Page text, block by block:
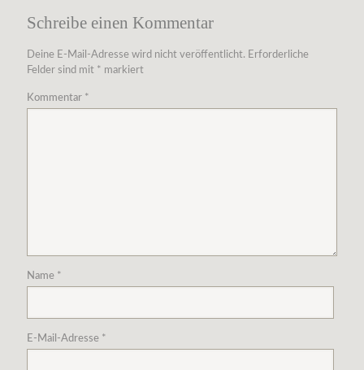
Schreibe einen Kommentar
Deine E-Mail-Adresse wird nicht veröffentlicht. Erforderliche
Felder sind mit * markiert
Kommentar *
Name *
E-Mail-Adresse *